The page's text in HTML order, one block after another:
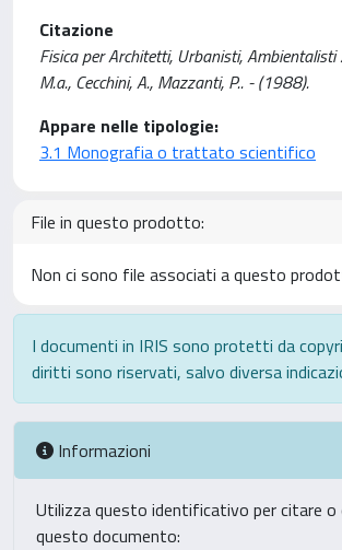
Citazione
Fisica per Architetti, Urbanisti,
M.a., Cecchini, A., Mazzanti, P.. - (1988).
Appare nelle tipologie:
3.1 Monografia o trattato scientifico
File in questo prodotto:
Non ci sono file associati a questo
I documenti in IRIS sono protetti da
diritti sono riservati, salvo diversa
Informazioni
Utilizza questo identificativo per citare o
questo documento: